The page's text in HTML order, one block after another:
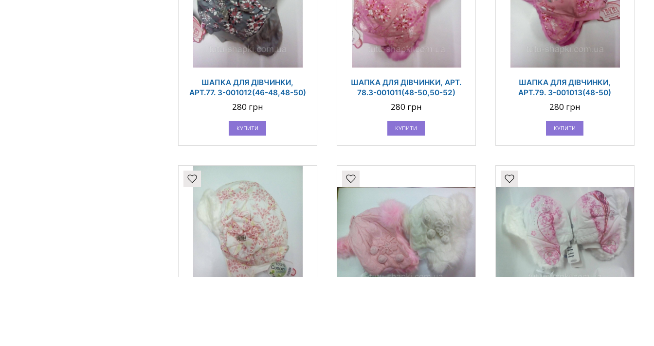
ШАПКА ДЛЯ ДІВЧИНКИ,
АРТ.77. 3-001012(46-48,48-50)
280 грн
КУПИТИ
ШАПКА ДЛЯ ДІВЧИНКИ, АРТ.
78.3-001011(48-50,50-52)
280 грн
КУПИТИ
ШАПКА ДЛЯ ДІВЧИНКИ,
АРТ.79. 3-001013(48-50)
280 грн
КУПИТИ